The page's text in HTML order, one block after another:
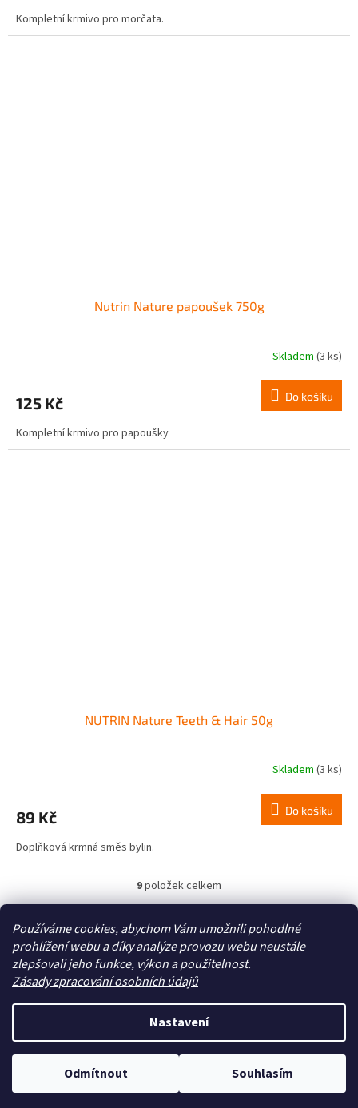
Používáme cookies, abychom Vám umožnili pohodlné
prohlížení webu a díky analýze provozu webu neustále
zlepšovali jeho funkce, výkon a použitelnost.
Zásady zpracování osobních údajů
Nastavení
Odmítnout Souhlasím
Kompletní krmivo pro morčata.
Nutrin Nature papoušek 750g
Skladem (3 ks)
125 Kč Do košíku
Kompletní krmivo pro papoušky
NUTRIN Nature Teeth & Hair 50g
Skladem (3 ks)
89 Kč Do košíku
Doplňková krmná směs bylin.
O
v
l
á
d
a
c
r
v
k
v
9položek celkem
Zboží.cz Heureka.cz
Vytvořil Shoptet
Copyright 2026 . Všechna práva vyhrazena.